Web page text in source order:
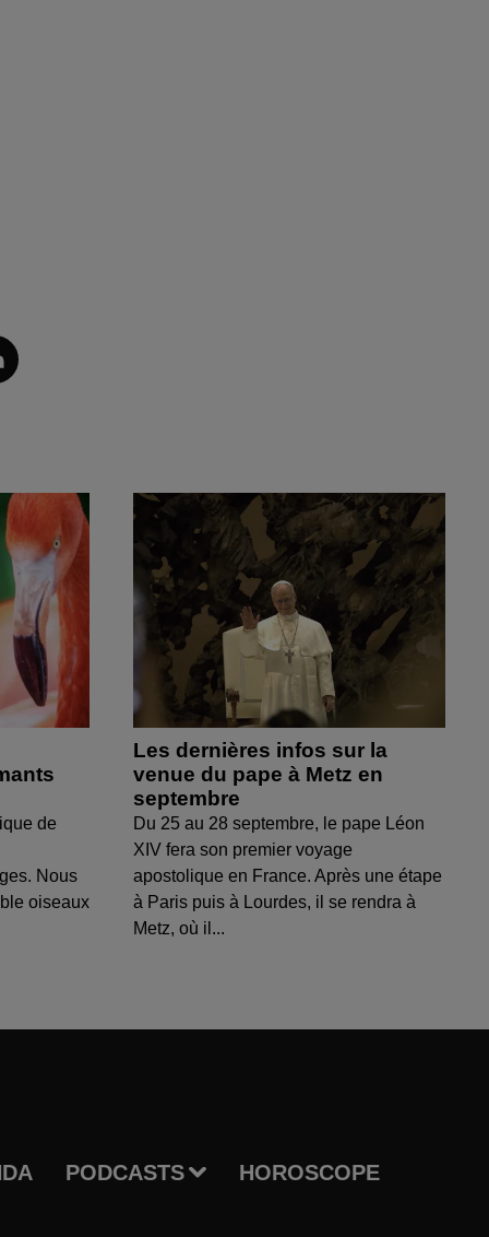
de
Nous
oiseaux
Les dernières infos sur la
venue du pape à Metz en
septembre
Du 25 au 28 septembre, le pape Léon
XIV fera son premier voyage
apostolique en France. Après une étape
à Paris puis à Lourdes, il se rendra à
Metz, où il...
PODCASTS HOROSCOPE